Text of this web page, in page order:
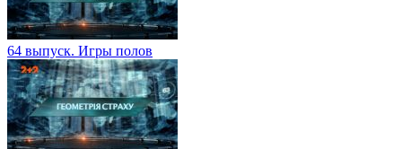
64 выпуск. Игры полов